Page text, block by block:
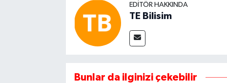
EDITÖR HAKKINDA
TE Bilisim
Bunlar da ilginizi çekebilir